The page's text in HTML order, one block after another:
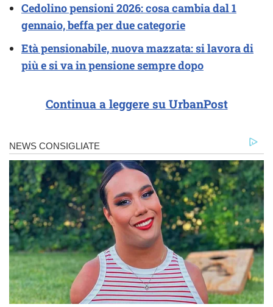
Cedolino pensioni 2026: cosa cambia dal 1
gennaio, beffa per due categorie
Età pensionabile, nuova mazzata: si lavora di
più e si va in pensione sempre dopo
Continua a leggere su UrbanPost